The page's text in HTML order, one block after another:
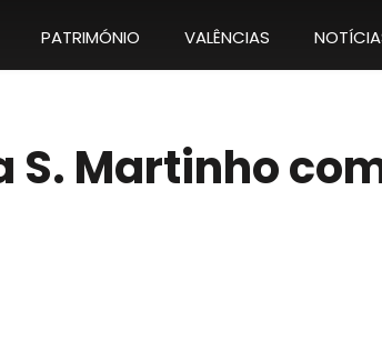
PATRIMÓNIO VALÊNCIAS
S. Martinho